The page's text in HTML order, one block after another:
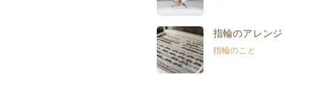
指輪のアレンジ
指輪のこと